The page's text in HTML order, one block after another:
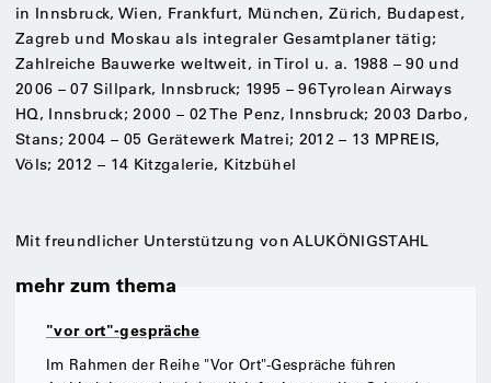
in Innsbruck, Wien, Frankfurt, München, Zürich, Budapest,
Zagreb und Moskau als integraler Gesamtplaner tätig;
Zahlreiche Bauwerke weltweit, in Tirol u. a. 1988 – 90 und
2006 – 07 Sillpark, Innsbruck; 1995 – 96 Tyrolean Airways
HQ, Innsbruck; 2000 – 02 The Penz, Innsbruck; 2003 Darbo,
Stans; 2004 – 05 Gerätewerk Matrei; 2012 – 13 MPREIS,
Völs; 2012 – 14 Kitzgalerie, Kitzbühel
Mit freundlicher Unterstützung von ALUKÖNIGSTAHL
mehr zum thema
"vor ort"-gespräche
Im Rahmen der Reihe "Vor Ort"-Gespräche führen